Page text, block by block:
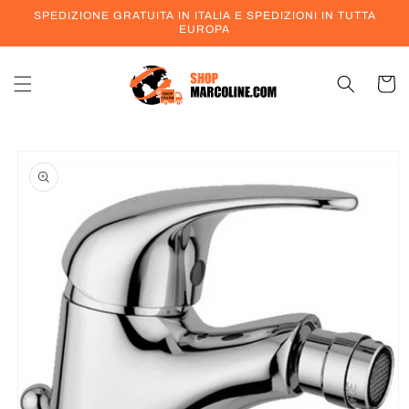
direttamente
SPEDIZIONE GRATUITA IN ITALIA E SPEDIZIONI IN TUTTA
EUROPA
Carrello
informazioni
sul prodotto